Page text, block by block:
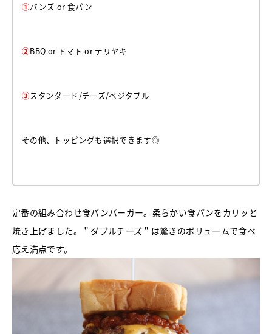
①バンズ or 食パン
②BBQ or トマト or テリヤキ
③スタンダード/チーズ/ベジタブル
その他、トッピングも選択できます◎
定番の組み合わせ食パンバーガー。柔らかい食パンをカリッと
焼き上げました。＂ダブルチーズ＂は驚きのボリュームで食べ
応え満点です。